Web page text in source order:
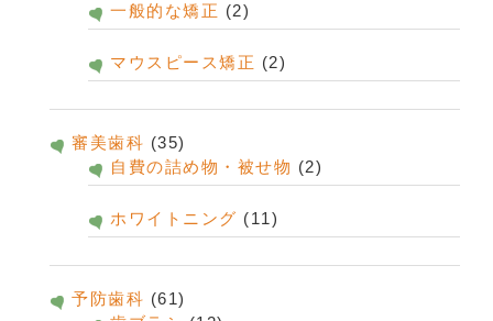
一般的な矯正 (2)
マウスピース矯正 (2)
審美歯科 (35)
自費の詰め物・被せ物 (2)
ホワイトニング (11)
予防歯科 (61)